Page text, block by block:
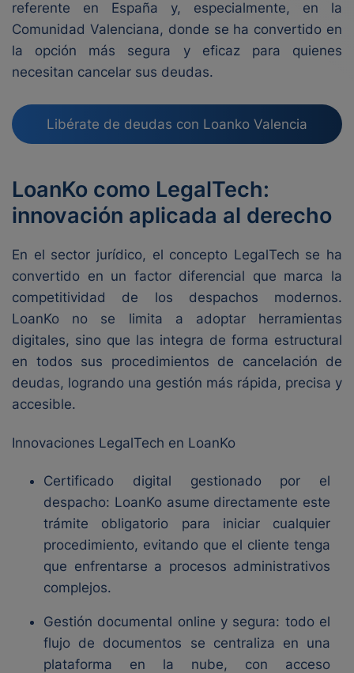
referente en España y, especialmente, en la
Comunidad Valenciana, donde se ha convertido en
la opción más segura y eficaz para quienes
necesitan cancelar sus deudas.
Libérate de deudas con Loanko Valencia
LoanKo como LegalTech:
innovación aplicada al derecho
En el sector jurídico, el concepto LegalTech se ha
convertido en un factor diferencial que marca la
competitividad de los despachos modernos.
LoanKo no se limita a adoptar herramientas
digitales, sino que las integra de forma estructural
en todos sus procedimientos de cancelación de
deudas, logrando una gestión más rápida, precisa y
accesible.
Innovaciones LegalTech en LoanKo
Certificado digital gestionado por el
despacho: LoanKo asume directamente este
trámite obligatorio para iniciar cualquier
procedimiento, evitando que el cliente tenga
que enfrentarse a procesos administrativos
complejos.
Gestión documental online y segura: todo el
flujo de documentos se centraliza en una
plataforma en la nube, con acceso